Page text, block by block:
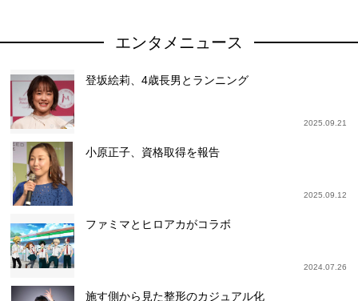
エンタメニュース
登坂絵莉、4歳長男とランニング
2025.09.21
小原正子、資格取得を報告
2025.09.12
ファミマとヒロアカがコラボ
2024.07.26
施す側から見た整形のカジュアル化